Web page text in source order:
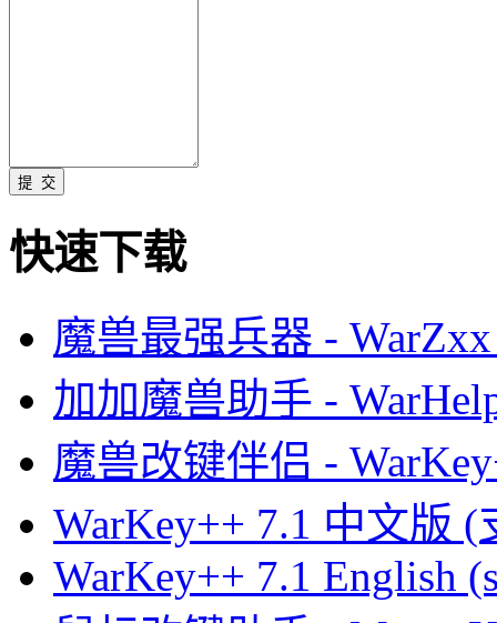
快速下载
魔兽最强兵器 -
加加魔兽助手 -
魔兽改键伴侣 -
WarKey++ 7.1 中文版 (
WarKey++ 7.1 English